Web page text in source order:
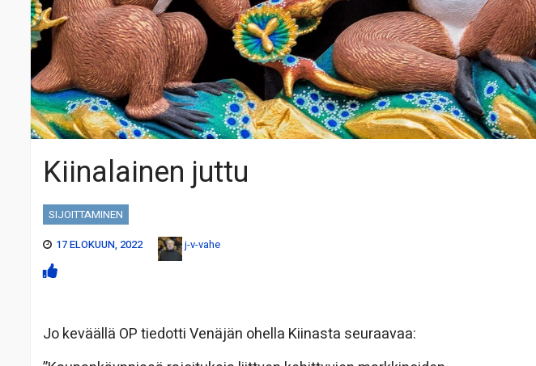
Kiinalainen juttu
SIJOITTAMINEN
17 ELOKUUN, 2022
j-v-vahe
Jo keväällä OP tiedotti Venäjän ohella Kiinasta seuraavaa: